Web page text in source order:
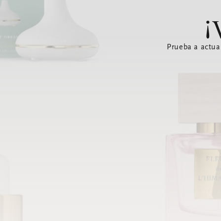
Prueba a